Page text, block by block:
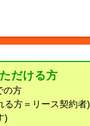
だける方
の方
る方＝リース契約者)
)